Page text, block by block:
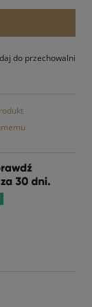
do przechowalni